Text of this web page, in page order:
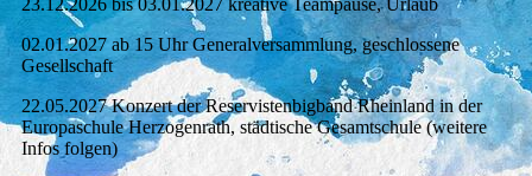
23.12.2026 bis 03.01.2027 kreative Teampause, Urlaub
02.01.2027 ab 15 Uhr Generalversammlung, geschlossene
Gesellschaft
22.05.2027 Konzert der Reservistenbigband Rheinland in der
Europaschule Herzogenrath, städtische Gesamtschule (weitere
Infos folgen)